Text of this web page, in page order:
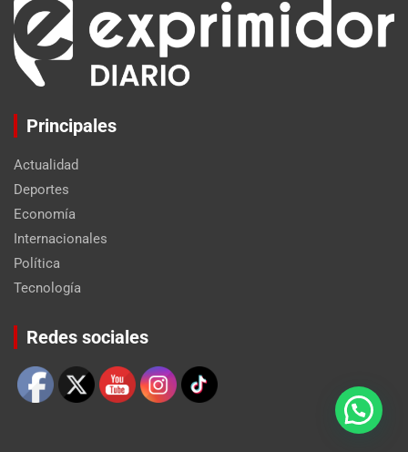
Principales
Actualidad
Deportes
Economía
Internacionales
Política
Tecnología
Redes sociales